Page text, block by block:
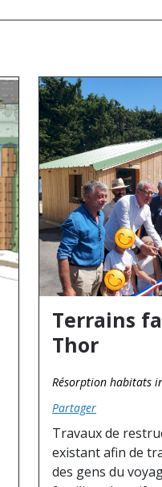
Terrains
Thor
Résorption habitats
Partager
Travaux de
existant afin de
des gens du